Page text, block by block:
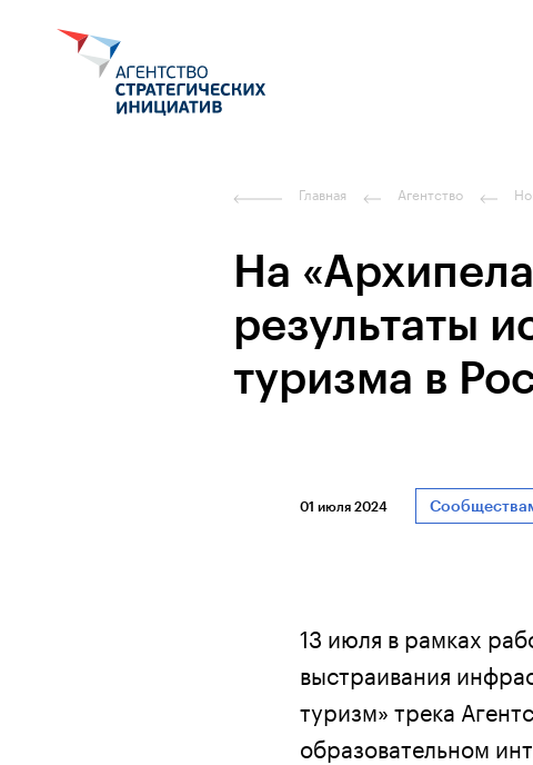
Главная Агентство
На
результаты
туризма в
01 июля 2024
13 июля в рамках
выстраивания
туризм» трека
образовательном